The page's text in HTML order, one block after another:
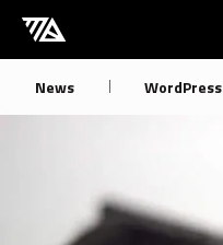
[M] mbdb [モバデビ]
News WordPress